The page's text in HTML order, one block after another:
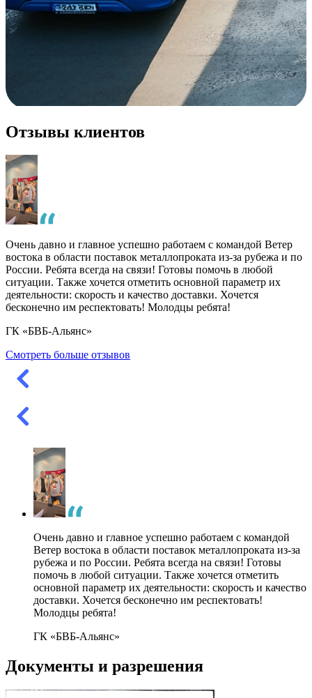
Отзывы клиентов
Очень давно и главное успешно работаем с командой Ветер
востока в области поставок металлопроката из-за рубежа и по
России. Ребята всегда на связи! Готовы помочь в любой
ситуации. Также хочется отметить основной параметр их
деятельности: скорость и качество доставки. Хочется
бесконечно им респектовать! Молодцы ребята!
ГК «БВБ-Альянс»
Смотреть больше отзывов
Очень давно и главное успешно работаем с командой
Ветер востока в области поставок металлопроката из-за
рубежа и по России. Ребята всегда на связи! Готовы
помочь в любой ситуации. Также хочется отметить
основной параметр их деятельности: скорость и качество
доставки. Хочется бесконечно им респектовать!
Молодцы ребята!
ГК «БВБ-Альянс»
Документы и разрешения